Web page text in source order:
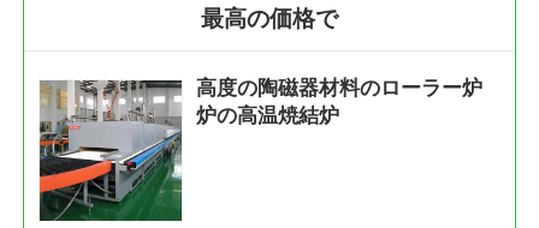
最高の価格で
高度の陶磁器材料のローラー炉
炉の高温焼結炉